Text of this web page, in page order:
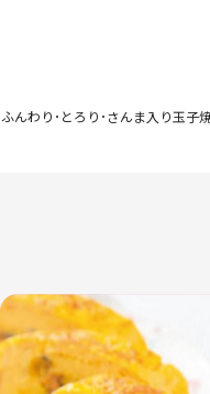
ふんわり･とろり･さんま入り玉子